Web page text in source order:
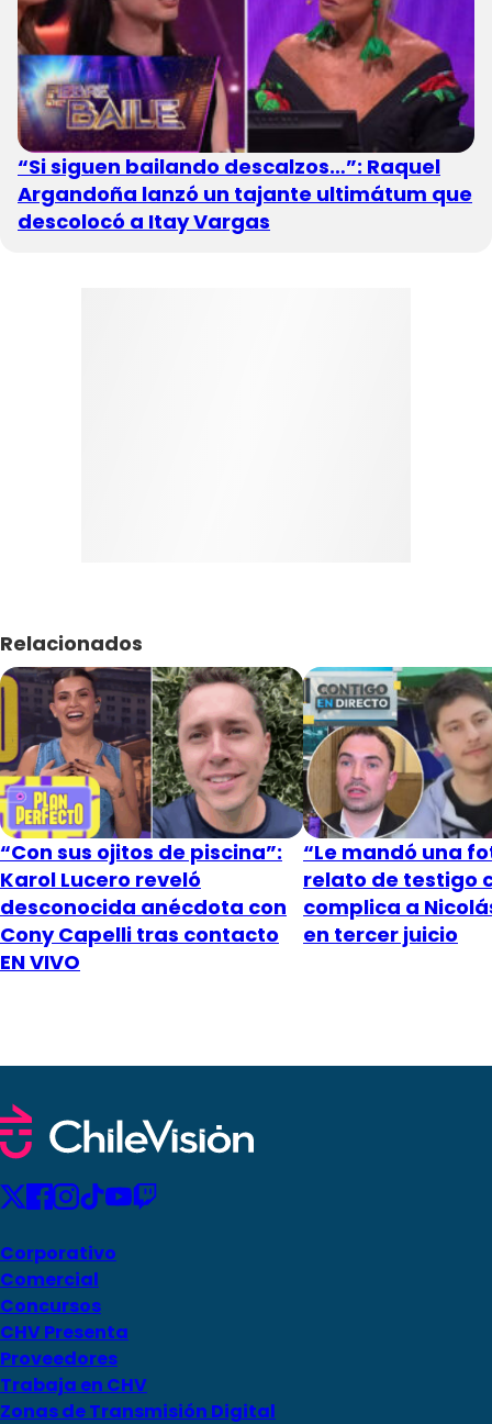
“Si siguen bailando descalzos…”: Raquel
Argandoña lanzó un tajante ultimátum que
descolocó a Itay Vargas
Relacionados
“Con sus ojitos de piscina”:
Karol Lucero reveló
desconocida anécdota con
Cony Capelli tras contacto
EN VIVO
“Le mandó una
relato de testigo
complica a
en tercer juicio
Corporativo
Comercial
Concursos
CHV Presenta
Proveedores
Trabaja en CHV
Zonas de Transmisión Digital